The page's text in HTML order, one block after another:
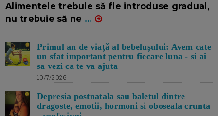
Alimentele trebuie să fie introduse gradual,
nu trebuie să ne ...
Primul an de viață al bebelușului: Avem cate
un sfat important pentru fiecare luna - si ai
sa vezi ca te va ajuta
10/7/2026
Depresia postnatala sau baletul dintre
dragoste, emotii, hormoni si oboseala crunta